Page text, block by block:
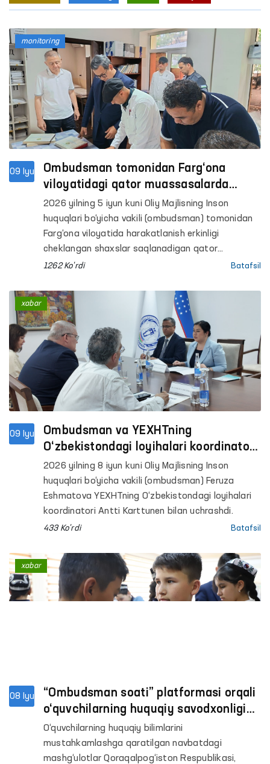
09 Iyu
Ombudsman tomonidan Farg‘ona
viloyatidagi qator muassasalarda
saqlash sharoitlari o‘rganildi
2026 yilning 5 iyun kuni Oliy Majlisning Inson
huquqlari bo‘yicha vakili (ombudsman) tomonidan
Farg‘ona viloyatida harakatlanish erkinligi
cheklangan shaxslar saqlanadigan qator
muassasalarga monitoring tashriflari amalga
1262 Ko'rdi Batafsil
monitoring
09 Iyu
Ombudsman va YEXHTning
O‘zbekistondagi loyihalari koordinatori
o‘rtasidagi hamkorlik yo‘nalishlari
muhokama qilindi
2026 yilning 8 iyun kuni Oliy Majlisning Inson
huquqlari bo‘yicha vakili (ombudsman) Feruza
Eshmatova YEXHTning O‘zbekistondagi loyihalari
koordinatori Antti Karttunen bilan uchrashdi.
433 Ko'rdi Batafsil
xabar
08 Iyu
“Ombudsman soati” platformasi orqali
o‘quvchilarning huquqiy savodxonligi
oshirilmoqda
O‘quvchilarning huquqiy bilimlarini
mustahkamlashga qaratilgan navbatdagi
mashg‘ulotlar Qoraqalpog‘iston Respublikasi,
xabar